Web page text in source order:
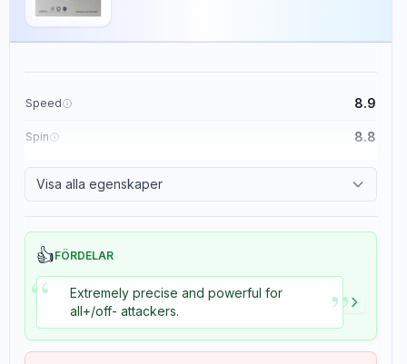
Speed 8.9
Spin 8.8
Visa alla egenskaper
👍FÖRDELAR
“
Extremely precise and powerful for
all+/off- attackers.
”